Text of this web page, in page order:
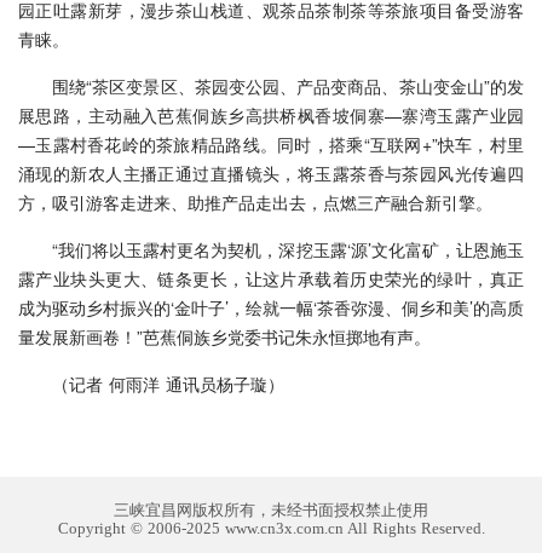
园正吐露新芽，漫步茶山栈道、观茶品茶制茶等茶旅项目备受游客
青睐。
围绕“茶区变景区、茶园变公园、产品变商品、茶山变金山”的发
展思路，主动融入芭蕉侗族乡高拱桥枫香坡侗寨—寨湾玉露产业园
—玉露村香花岭的茶旅精品路线。同时，搭乘“互联网+”快车，村里
涌现的新农人主播正通过直播镜头，将玉露茶香与茶园风光传遍四
方，吸引游客走进来、助推产品走出去，点燃三产融合新引擎。
“我们将以玉露村更名为契机，深挖玉露‘源’文化富矿，让恩施玉
露产业块头更大、链条更长，让这片承载着历史荣光的绿叶，真正
成为驱动乡村振兴的‘金叶子’，绘就一幅‘茶香弥漫、侗乡和美’的高质
量发展新画卷！”芭蕉侗族乡党委书记朱永恒掷地有声。
（记者 何雨洋 通讯员杨子璇）
三峡宜昌网版权所有，未经书面授权禁止使用
Copyright © 2006-2025 www.cn3x.com.cn All Rights Reserved.